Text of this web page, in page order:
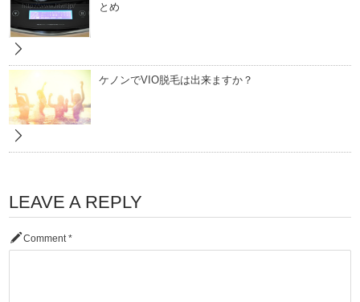
とめ
ケノンでVIO脱毛は出来ますか？
LEAVE A REPLY
Comment *